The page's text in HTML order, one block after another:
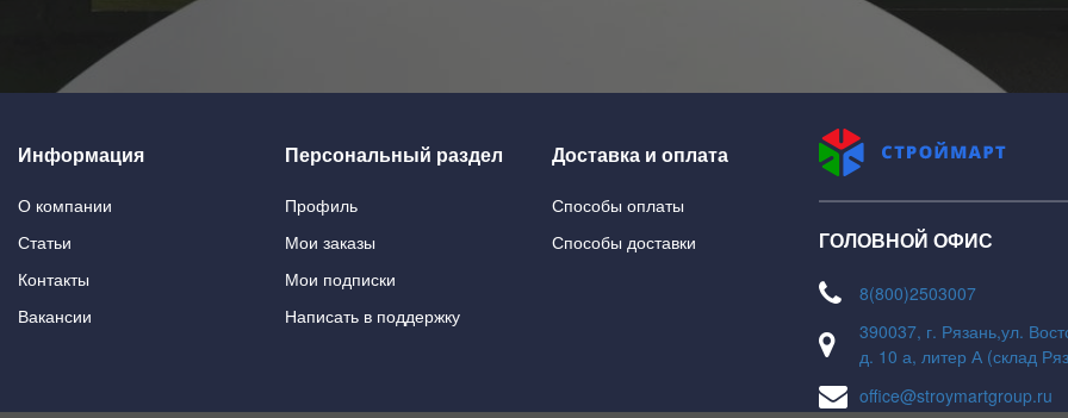
Информация
О компании
Статьи
Контакты
Вакансии
Персональный раздел
Профиль
Мои заказы
Мои подписки
Написать в поддержку
Доставка и оплата
Способы оплаты
Способы доставки
ГОЛОВНОЙ ОФИС
8(800)2503007
390037, г. Рязань,ул.
д. 10 а, литер А (склад
office@stroymartgroup.ru